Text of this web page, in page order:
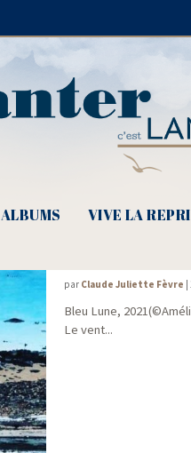
ALBUMS VIVE LA
par Claude Juliette Fèvre |
Bleu Lune,
Le vent...